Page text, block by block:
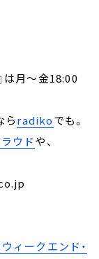
は月～金18:00
らradikoでも。
ウドや、
ィークエンド・